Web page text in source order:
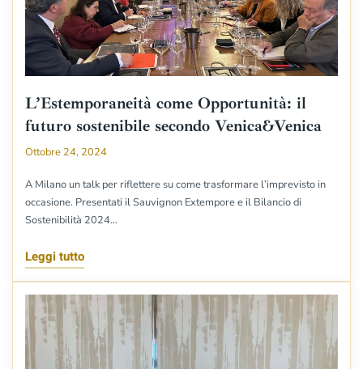
L’Estemporaneità come Opportunità: il
futuro sostenibile secondo Venica&Venica
Ottobre 24, 2024
A Milano un talk per riflettere su come trasformare l’imprevisto in
occasione. Presentati il Sauvignon Extempore e il Bilancio di
Sostenibilità 2024…
Leggi tutto